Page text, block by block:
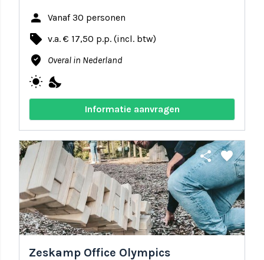
person Vanaf 30 personen
local_offer v.a. € 17,50 p.p. (incl. btw)
where_to_vote Overal in Nederland
wb_sunny nights_stay
Informatie aanvragen
share favorite
Zeskamp Office Olympics